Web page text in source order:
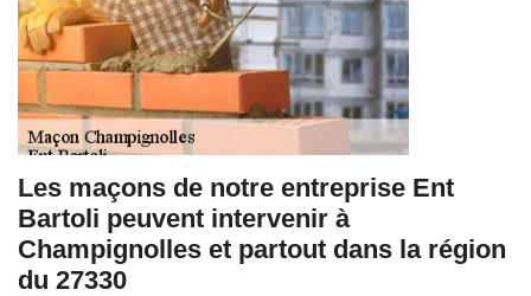
Les maçons de notre entreprise Ent
Bartoli peuvent intervenir à
Champignolles et partout dans la région
du 27330